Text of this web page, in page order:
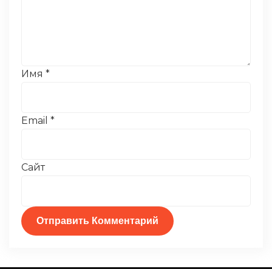
Имя *
Email *
Сайт